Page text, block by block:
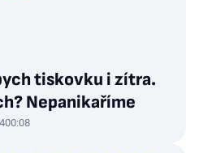
tiskovku i zítra.
Nepanikaříme
00:08